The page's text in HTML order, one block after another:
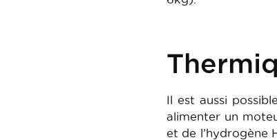
Il est aussi
alimenter un
et de l’hydrogène